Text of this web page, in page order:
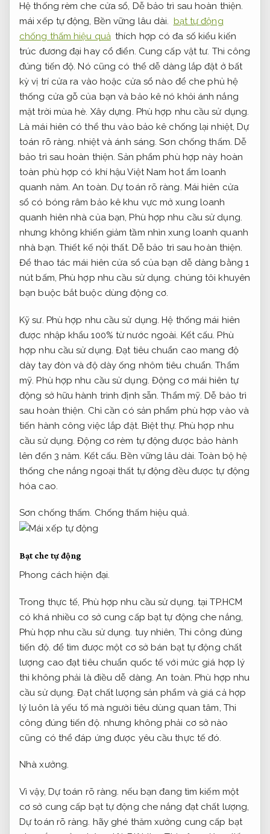
Hệ thống rèm che cửa sổ, Dễ bảo trì sau hoàn thiện.
mái xếp tự động, Bền vững lâu dài.
bạt tự động
chống thấm hiệu quả thích hợp có đa số kiểu kiến ​​
trúc đương đại hay cổ điển. Cung cấp vật tư. Thi công
đúng tiến độ. Nó cũng có thể dễ dàng lắp đặt ở bất
kỳ vị trí cửa ra vào hoặc cửa sổ nào để che phủ hệ
thống cửa gỗ của bạn và bảo kê nó khỏi ánh nắng
mặt trời mùa hè. Xây dựng. Phù hợp nhu cầu sử dụng.
Là mái hiên có thể thu vào bảo kê chống lại nhiệt, Dự
toán rõ ràng. nhiệt và ánh sáng.Sơn chống thấm. Dễ
bảo trì sau hoàn thiện. Sản phẩm phù hợp này hoàn
toàn phù hợp có khí hậu Việt Nam hot ẩm loanh
quanh năm.An toàn. Dự toán rõ ràng. Mái hiên cửa
sổ có bóng râm bảo kê khu vực mở xung loanh
quanh hiên nhà của bạn, Phù hợp nhu cầu sử dụng.
nhưng không khiến giảm tầm nhìn xung loanh quanh
nhà bạn. Thiết kế nội thất. Dễ bảo trì sau hoàn thiện.
Để thao tác mái hiên cửa sổ của bạn dễ dàng bằng 1
nút bấm, Phù hợp nhu cầu sử dụng. chúng tôi khuyên
bạn buộc bắt buộc dùng động cơ.
Kỹ sư. Phù hợp nhu cầu sử dụng. Hệ thống mái hiên
được nhập khẩu 100% từ nước ngoài. Kết cấu. Phù
hợp nhu cầu sử dụng. Đạt tiêu chuẩn cao mang độ
dày tay đòn và độ dày ống nhôm tiêu chuẩn.Thẩm
mỹ. Phù hợp nhu cầu sử dụng. Động cơ mái hiên tự
động sở hữu hành trình định sẵn.Thẩm mỹ. Dễ bảo trì
sau hoàn thiện. Chỉ cần có sản phẩm phù hợp vào và
tiến hành công việc lắp đặt. Biệt thự. Phù hợp nhu
cầu sử dụng. Động cơ rèm tự động được bảo hành
lên đến 3 năm. Kết cấu. Bền vững lâu dài. Toàn bộ hệ
thống che nắng ngoại thất tự động đều được tự động
hóa cao.
Sơn chống thấm. Chống thấm hiệu quả.
Bạt che tự động
Phong cách hiện đại.
Trong thực tế, Phù hợp nhu cầu sử dụng. tại TP.HCM
có khá nhiều cơ sở cung cấp bạt tự động che nắng,
Phù hợp nhu cầu sử dụng. tuy nhiên, Thi công đúng
tiến độ. để tìm được một cơ sở bán bạt tự động chất
lượng cao đạt tiêu chuẩn quốc tế với mức giá hợp lý
thì không phải là điều dễ dàng.An toàn. Phù hợp nhu
cầu sử dụng. Đạt chất lượng sản phẩm và giá cả hợp
lý luôn là yếu tố mà người tiêu dùng quan tâm, Thi
công đúng tiến độ. nhưng không phải cơ sở nào
cũng có thể đáp ứng được yêu cầu thực tế đó.
Nhà xưởng.
Vì vậy, Dự toán rõ ràng. nếu bạn đang tìm kiếm một
cơ sở cung cấp bạt tự động che nắng đạt chất lượng,
Dự toán rõ ràng. hãy ghé thăm xưởng cung cấp bạt